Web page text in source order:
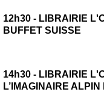
12h30 - LIBRAIRIE
BUFFET SUISSE
14h30 - LIBRAIRIE
L’IMAGINAIRE